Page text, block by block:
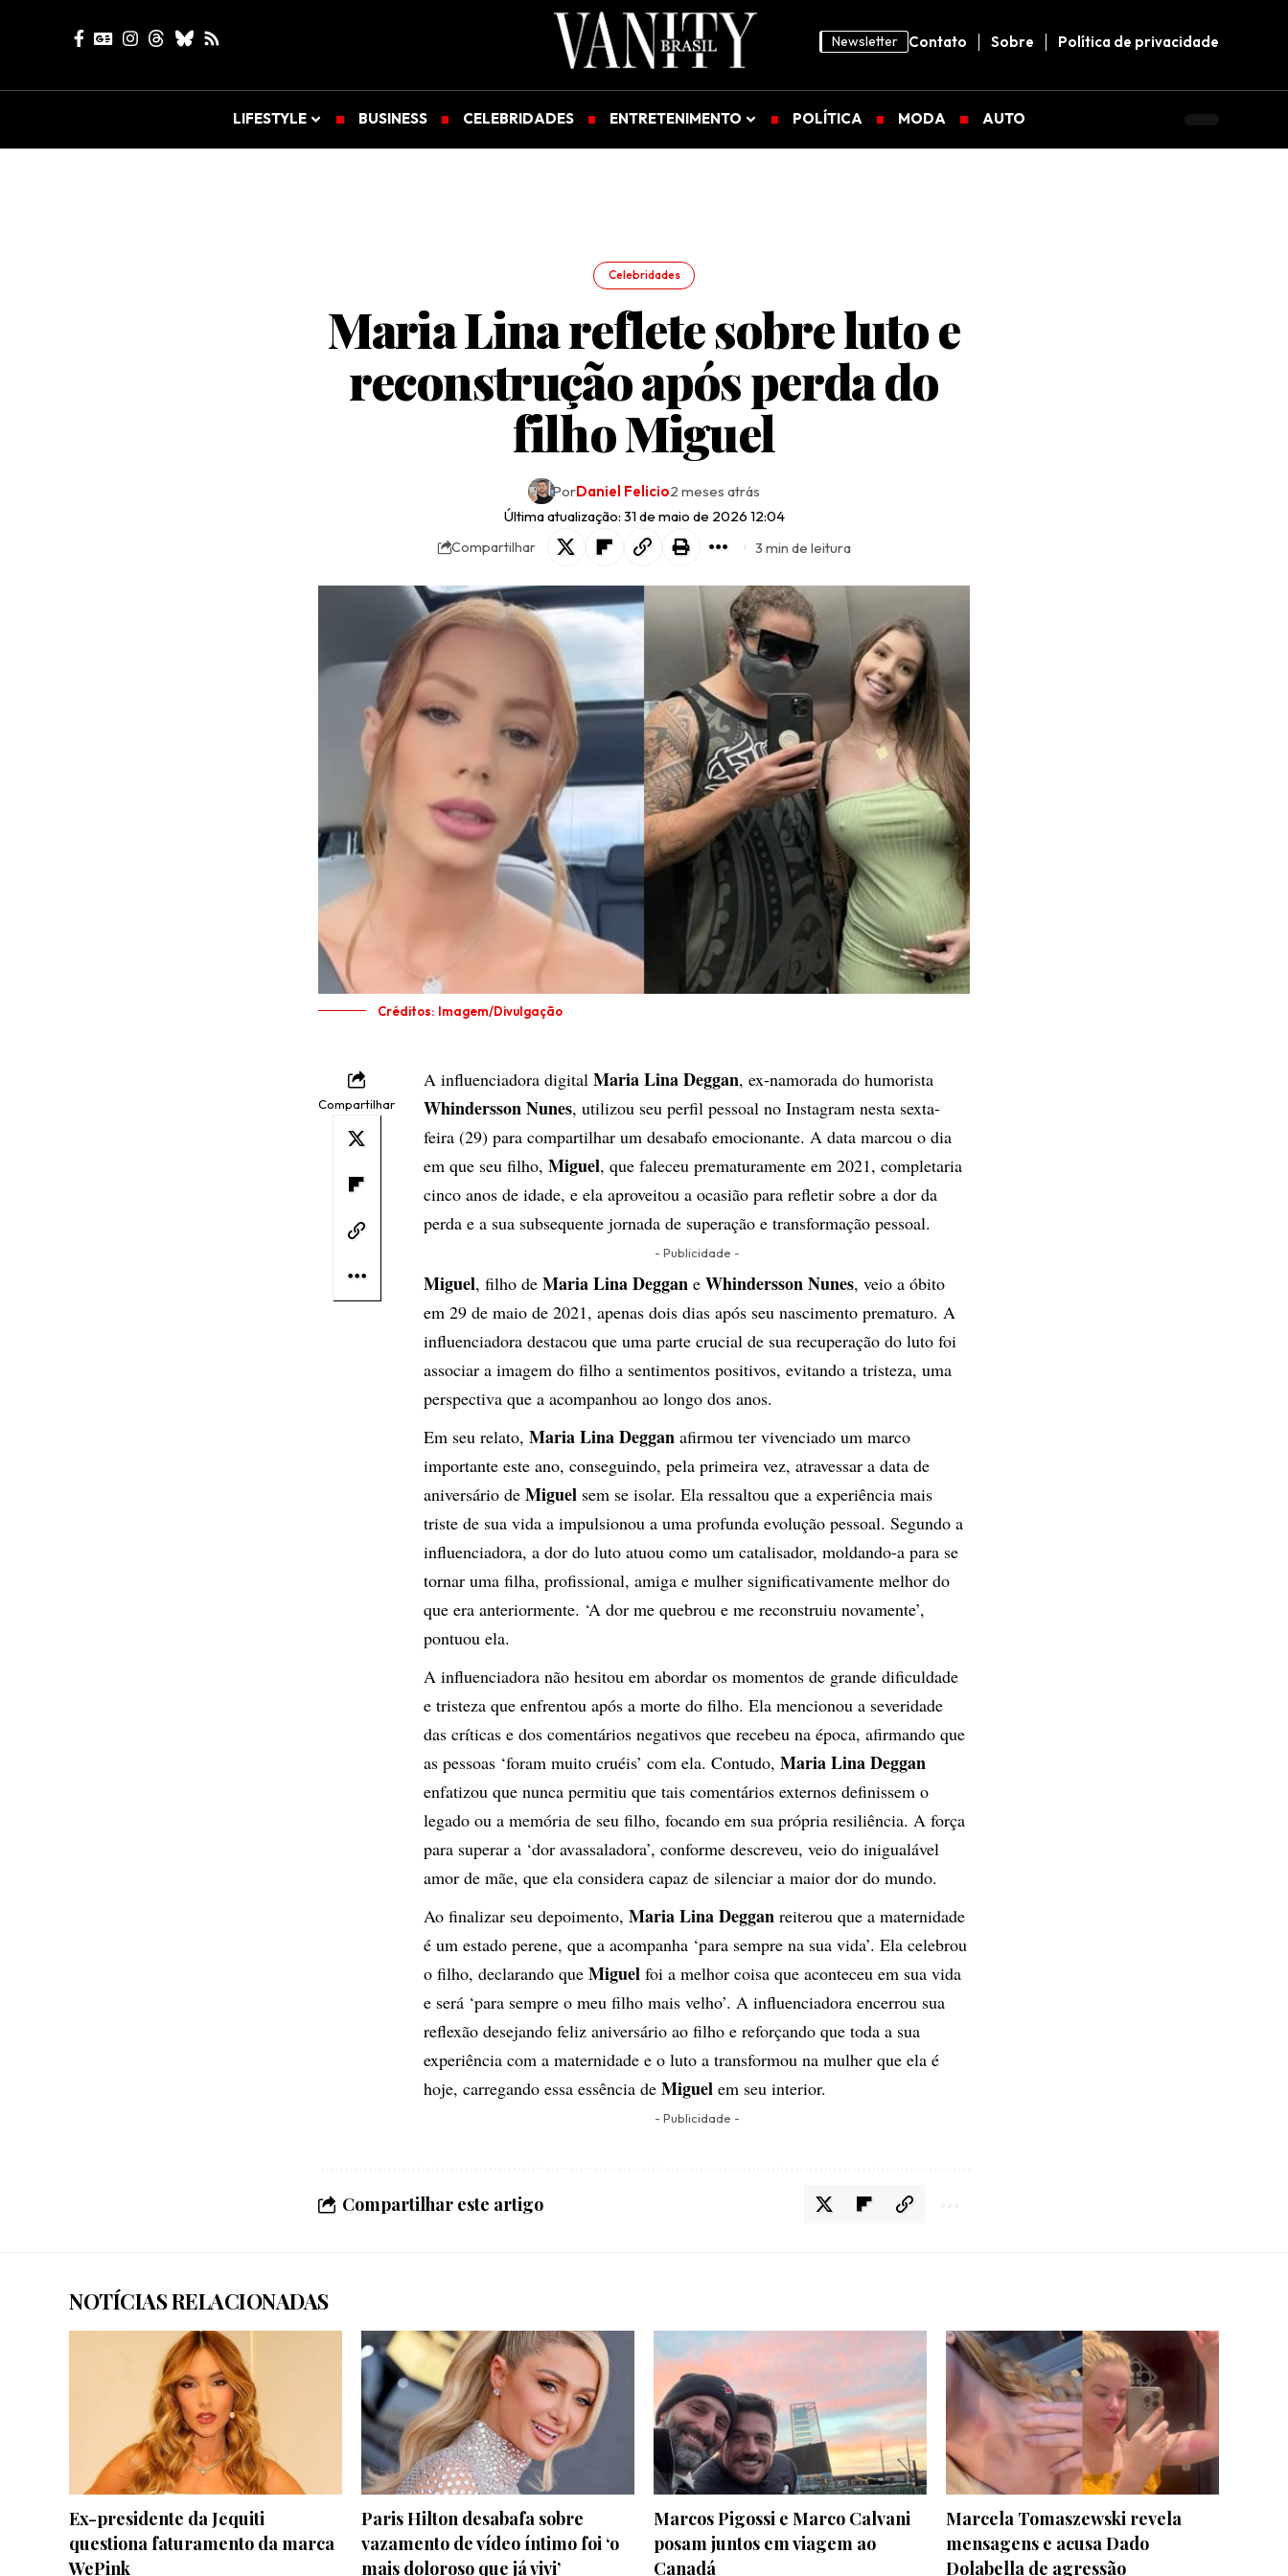
Newsletter Contato Sobre Política de privacidade
LIFESTYLE BUSINESS CELEBRIDADES ENTRETENIMENTO POLÍTICA MODA AUTO
Celebridades
Maria Lina reflete sobre luto e
reconstrução após perda do
filho Miguel
Última atualização: 31 de maio de 2026 12:04
PorDaniel Felicio2 meses atrás
Compartilhar 3 min de leitura
Créditos: Imagem/Divulgação
Compartilhar
A influenciadora digital Maria Lina Deggan, ex-namorada do humorista
Whindersson Nunes, utilizou seu perfil pessoal no Instagram nesta sexta-
feira (29) para compartilhar um desabafo emocionante. A data marcou o dia
em que seu filho, Miguel, que faleceu prematuramente em 2021, completaria
cinco anos de idade, e ela aproveitou a ocasião para refletir sobre a dor da
perda e a sua subsequente jornada de superação e transformação pessoal.
- Publicidade -
Miguel, filho de Maria Lina Deggan e Whindersson Nunes, veio a óbito
em 29 de maio de 2021, apenas dois dias após seu nascimento prematuro. A
influenciadora destacou que uma parte crucial de sua recuperação do luto foi
associar a imagem do filho a sentimentos positivos, evitando a tristeza, uma
perspectiva que a acompanhou ao longo dos anos.
Em seu relato, Maria Lina Deggan afirmou ter vivenciado um marco
importante este ano, conseguindo, pela primeira vez, atravessar a data de
aniversário de Miguel sem se isolar. Ela ressaltou que a experiência mais
triste de sua vida a impulsionou a uma profunda evolução pessoal. Segundo a
influenciadora, a dor do luto atuou como um catalisador, moldando-a para se
tornar uma filha, profissional, amiga e mulher significativamente melhor do
que era anteriormente. ‘A dor me quebrou e me reconstruiu novamente’,
pontuou ela.
A influenciadora não hesitou em abordar os momentos de grande dificuldade
e tristeza que enfrentou após a morte do filho. Ela mencionou a severidade
das críticas e dos comentários negativos que recebeu na época, afirmando que
as pessoas ‘foram muito cruéis’ com ela. Contudo, Maria Lina Deggan
enfatizou que nunca permitiu que tais comentários externos definissem o
legado ou a memória de seu filho, focando em sua própria resiliência. A força
para superar a ‘dor avassaladora’, conforme descreveu, veio do inigualável
amor de mãe, que ela considera capaz de silenciar a maior dor do mundo.
Ao finalizar seu depoimento, Maria Lina Deggan reiterou que a maternidade
é um estado perene, que a acompanha ‘para sempre na sua vida’. Ela celebrou
o filho, declarando que Miguel foi a melhor coisa que aconteceu em sua vida
e será ‘para sempre o meu filho mais velho’. A influenciadora encerrou sua
reflexão desejando feliz aniversário ao filho e reforçando que toda a sua
experiência com a maternidade e o luto a transformou na mulher que ela é
hoje, carregando essa essência de Miguel em seu interior.
- Publicidade -
Compartilhar este artigo
NOTÍCIAS RELACIONADAS
Ex-presidente da Jequiti
questiona faturamento da marca
WePink
Paris Hilton desabafa sobre
vazamento de vídeo íntimo foi ‘o
mais doloroso que já vivi’
Marcos Pigossi e Marco Calvani
posam juntos em viagem ao
Canadá
Marcela Tomaszewski revela
mensagens e acusa Dado
Dolabella de agressão